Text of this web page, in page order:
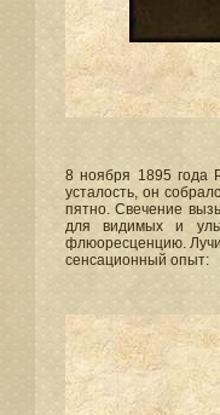
8 ноября 1895 года
усталость, он
пятно. Свечение
для видимых и
флюоресценцию. Лучи
сенсационный опыт: